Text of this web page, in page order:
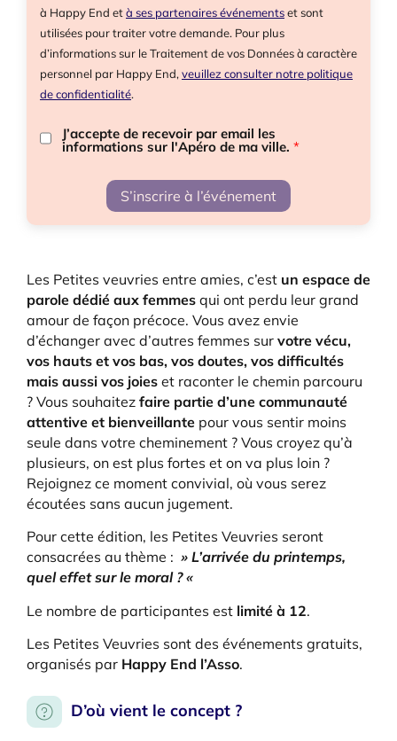
à Happy End età ses partenaires événementset sont
utilisées pour traiter votre demande. Pour plus
d’informations sur le Traitement de vos Données à caractère
personnel par Happy End, veuillez consulter notre politique
de confidentialité.
J’accepte de recevoir par email les
informations sur l'Apéro de ma ville. *
S’inscrire à l’événement
Les Petites veuvries entre amies, c’est un espace de
parole dédié aux femmes qui ont perdu leur grand
amour de façon précoce. Vous avez envie
d’échanger avec d’autres femmes sur votre vécu,
vos hauts et vos bas, vos doutes, vos difficultés
mais aussi vos joies et raconter le chemin parcouru
? Vous souhaitez faire partie d’une communauté
attentive et bienveillante pour vous sentir moins
seule dans votre cheminement ? Vous croyez qu’à
plusieurs, on est plus fortes et on va plus loin ?
Rejoignez ce moment convivial, où vous serez
écoutées sans aucun jugement.
Pour cette édition, les Petites Veuvries seront
consacrées au thème : » L’arrivée du printemps,
quel effet sur le moral ? «
Le nombre de participantes est limité à 12.
Les Petites Veuvries sont des événements gratuits,
organisés par Happy End l’Asso.
D’où vient le concept ?